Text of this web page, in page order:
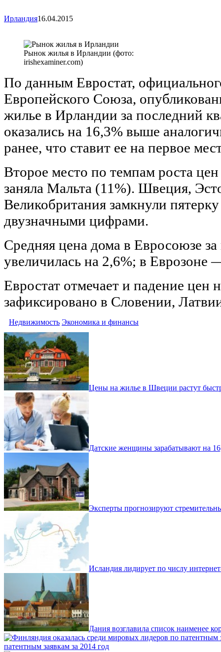
Ирландия16.04.2015
Рынок жилья в Ирландии (фото:
irishexaminer.com)
По данным Евростат,
Европейского Союза,
жилье в Ирландии за последний
оказались на 16,3% выше
ранее, что ставит ее на первое
Второе место по темпам роста
заняла Мальта (11%). Швеция,
Великобритания замкнули
двузначными цифрами.
Средняя цена дома в Евросоюзе
увеличилась на 2,6%; в Еврозоне
Евростат отмечает и падение цен
зафиксировано в Словении,
Недвижимость Экономика и финансы
Цены на жилье в Швеции растут
Датские женщины зарабатывают на
Эксперты прогнозируют
Исландия лидирует по числу
Дания возглавила список наименее
патентным заявкам за 2014 год